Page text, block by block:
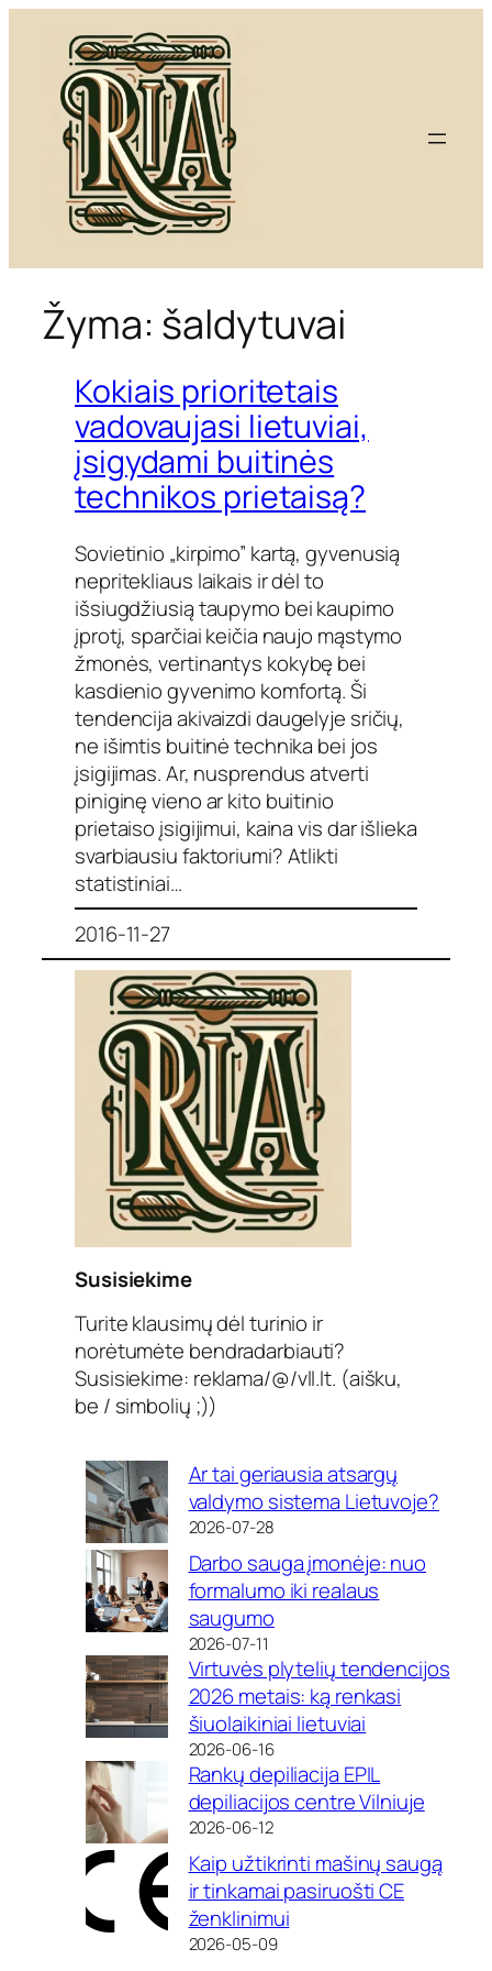
turinio
Žyma: šaldytuvai
Kokiais prioritetais
vadovaujasi lietuviai,
įsigydami buitinės
technikos prietaisą?
Sovietinio „kirpimo” kartą, gyvenusią
nepritekliaus laikais ir dėl to
išsiugdžiusią taupymo bei kaupimo
įprotį, sparčiai keičia naujo mąstymo
žmonės, vertinantys kokybę bei
kasdienio gyvenimo komfortą. Ši
tendencija akivaizdi daugelyje sričių,
ne išimtis buitinė technika bei jos
įsigijimas. Ar, nusprendus atverti
piniginę vieno ar kito buitinio
prietaiso įsigijimui, kaina vis dar išlieka
svarbiausiu faktoriumi? Atlikti
statistiniai…
2016-11-27
Susisiekime
Turite klausimų dėl turinio ir
norėtumėte bendradarbiauti?
Susisiekime: reklama/@/vll.lt. (aišku,
be / simbolių ;))
Ar tai geriausia atsargų
valdymo sistema Lietuvoje?
2026-07-28
Darbo sauga įmonėje: nuo
formalumo iki realaus
saugumo
2026-07-11
Virtuvės plytelių tendencijos
2026 metais: ką renkasi
šiuolaikiniai lietuviai
2026-06-16
Rankų depiliacija EPIL
depiliacijos centre Vilniuje
2026-06-12
Kaip užtikrinti mašinų saugą
ir tinkamai pasiruošti CE
ženklinimui
2026-05-09